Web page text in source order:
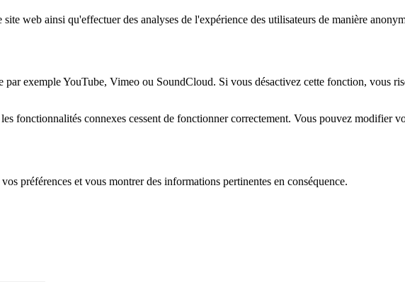
web ainsi qu'effectuer des analyses de l'expérience des utilisateurs de manière
exemple YouTube, Vimeo ou SoundCloud. Si vous désactivez cette fonction, vous
fonctionnalités connexes cessent de fonctionner correctement. Vous pouvez modifier
préférences et vous montrer des informations pertinentes en conséquence.